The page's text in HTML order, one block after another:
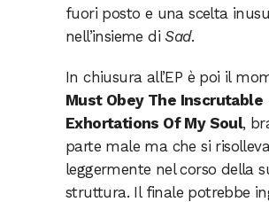
fuori posto e una scelta
nell’insieme diSad.
In chiusura all’EP è poi il
Must Obey The Inscrutable
Exhortations Of My Soul,
parte male ma che si risolleva
leggermente nel corso della
struttura. Il finale potrebbe